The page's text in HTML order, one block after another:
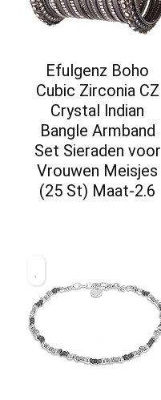
Efulgenz Boho
Cubic Zirconia CZ
Crystal lndian
Bangle Armband
Set Sieraden voor
Vrouwen Meisjes
(25 St) Maat-2.6